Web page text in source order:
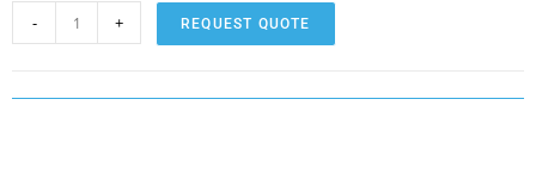
- + REQUEST QUOTE